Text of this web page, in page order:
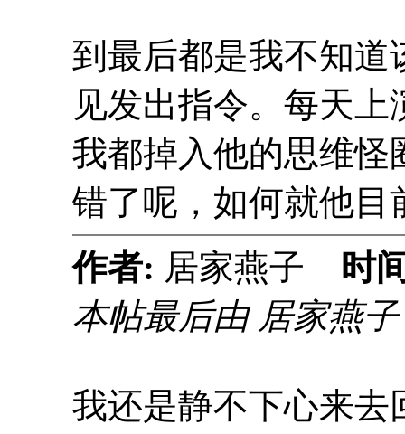
到最后都是我不知道
见发出指令。每天
我都掉入他的思维怪
错了呢，如何就他目
作者: 居家燕子 时
本帖最后由 居家燕
我还是静不下心来去